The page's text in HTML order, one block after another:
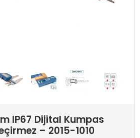
IP67 Dijital Kumpas
– 2015-1010